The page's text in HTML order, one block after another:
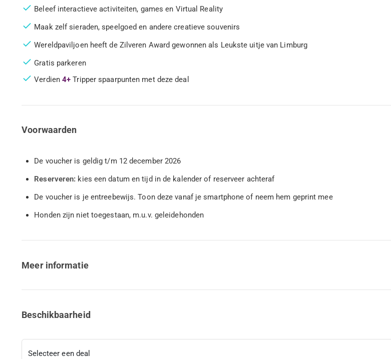
Beleef interactieve activiteiten, games en Virtual Reality
Maak zelf sieraden, speelgoed en andere creatieve souvenirs
Wereldpaviljoen heeft de Zilveren Award gewonnen als Leukste uitje van Limburg
Gratis parkeren
Verdien4+ Tripper spaarpunten met deze deal
Voorwaarden
De voucher is geldig t/m 12 december 2026
Reserveren: kies een datum en tijd in de kalender of reserveer achteraf
De voucher is je entreebewijs. Toon deze vanaf je smartphone of neem hem geprint mee
Honden zijn niet toegestaan, m.u.v. geleidehonden
Meer informatie
Beschikbaarheid
Selecteer een deal